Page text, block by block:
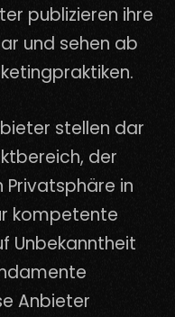
publizieren ihre
und sehen ab
stellen dar
der
in
kompetente
Unbekanntheit
Anbieter